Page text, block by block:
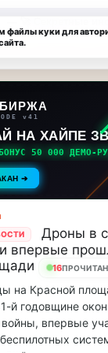
v41
НА ХАЙПЕ
50 000 ДЕМО-
➔
Дроны в
впервые
16
на Красной
й годовщине
впервые
файлы куки для